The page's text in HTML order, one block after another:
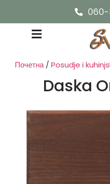
060-
Почетна/Posudje i
Daska